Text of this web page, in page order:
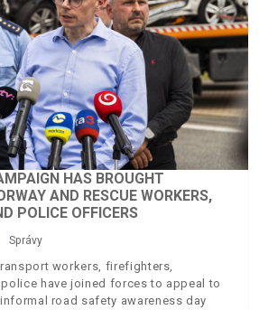
HAS BROUGHT
AND RESCUE WORKERS,
POLICE OFFICERS
Správy
workers, firefighters,
have joined forces to appeal to
road safety awareness day